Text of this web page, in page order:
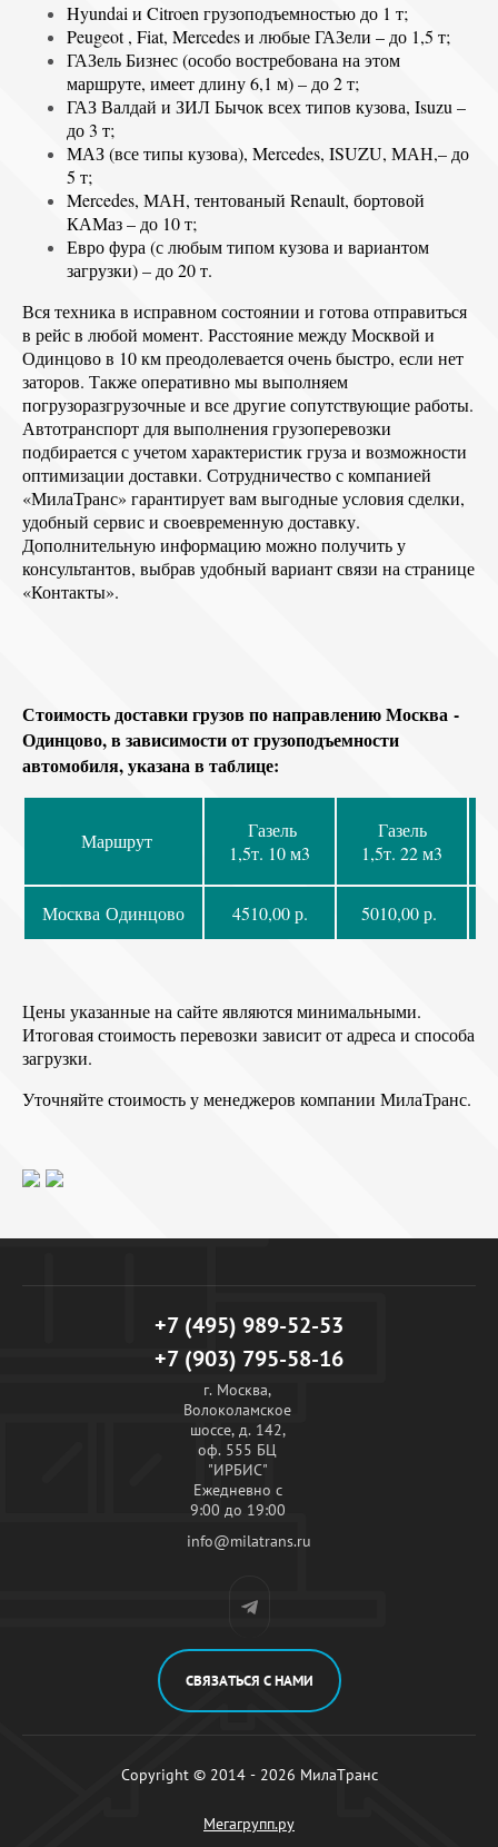
Hyundai и Citroen грузоподъемностью до 1 т;
Peugeot , Fiat, Mercedes и любые ГАЗели – до 1,5 т;
ГАЗель Бизнес (особо востребована на этом
маршруте, имеет длину 6,1 м) – до 2 т;
ГАЗ Валдай и ЗИЛ Бычок всех типов кузова, Isuzu –
до 3 т;
МАЗ (все типы кузова), Mercedes, ISUZU, МАН,– до
5 т;
Mercedes, МАН, тентованый Renault, бортовой
КАМаз – до 10 т;
Евро фура (с любым типом кузова и вариантом
загрузки) – до 20 т.
Вся техника в исправном состоянии и готова отправиться
в рейс в любой момент. Расстояние между Москвой и
Одинцово в 10 км преодолевается очень быстро, если нет
заторов. Также оперативно мы выполняем
погрузоразгрузочные и все другие сопутствующие работы.
Автотранспорт для выполнения грузоперевозки
подбирается с учетом характеристик груза и возможности
оптимизации доставки. Сотрудничество с компанией
«МилаТранс» гарантирует вам выгодные условия сделки,
удобный сервис и своевременную доставку.
Дополнительную информацию можно получить у
консультантов, выбрав удобный вариант связи на странице
«Контакты».
Стоимость доставки грузов по направлению Москва -
Одинцово, в зависимости от грузоподъемности
автомобиля, указана в таблице:
Маршрут
Газель
1,5т. 10 м3
Газель
1,5т. 22 м3
Москва Одинцово 4510,00 р. 5010,00 р.
Цены указанные на сайте являются минимальными.
Итоговая стоимость перевозки зависит от адреса и способа
загрузки.
Уточняйте стоимость у менеджеров компании МилаТранс.
+7 (495) 989-52-53
+7 (903) 795-58-16
г. Москва,
Волоколамское
шоссе, д. 142,
оф. 555 БЦ
"ИРБИС"
Ежедневно с
9:00 до 19:00
info@milatrans.ru
СВЯЗАТЬСЯ С НАМИ
Copyright © 2014 - 2026 МилаТранс
Мегагрупп.ру